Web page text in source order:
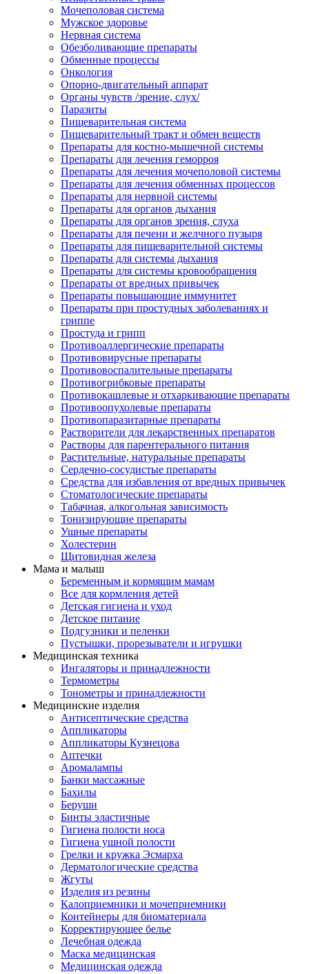
Мочеполовая система
Мужское здоровье
Нервная система
Обезболивающие препараты
Обменные процессы
Онкология
Опорно-двигательный аппарат
Органы чувств /зрение, слух/
Паразиты
Пищеварительная система
Пищеварительный тракт и обмен веществ
Препараты для костно-мышечной системы
Препараты для лечения геморроя
Препараты для лечения мочеполовой системы
Препараты для лечения обменных процессов
Препараты для нервной системы
Препараты для органов дыхания
Препараты для органов зрения, слуха
Препараты для печени и желчного пузыря
Препараты для пищеварительной системы
Препараты для системы дыхания
Препараты для системы кровообращения
Препараты от вредных привычек
Препараты повышающие иммунитет
Препараты при простудных заболеваниях и
гриппе
Простуда и грипп
Противоаллергические препараты
Противовирусные препараты
Противовоспалительные препараты
Противогрибковые препараты
Противокашлевые и отхаркивающие препараты
Противоопухолевые препараты
Противопаразитарные препараты
Растворители для лекарственных препаратов
Растворы для парентерального питания
Растительные, натуральные препараты
Сердечно-сосудистые препараты
Средства для избавления от вредных привычек
Стоматологические препараты
Табачная, алкогольная зависимость
Тонизирующие препараты
Ушные препараты
Холестерин
Щитовидная железа
Мама и малыш
Беременным и кормящим мамам
Все для кормления детей
Детская гигиена и уход
Детское питание
Подгузники и пеленки
Пустышки, прорезыватели и игрушки
Медицинская техника
Ингаляторы и принадлежности
Термометры
Тонометры и принадлежности
Медицинские изделия
Антисептические средства
Аппликаторы
Аппликаторы Кузнецова
Аптечки
Аромалампы
Банки массажные
Бахилы
Беруши
Бинты эластичные
Гигиена полости носа
Гигиена ушной полости
Грелки и кружка Эсмарха
Дерматологические средства
Жгуты
Изделия из резины
Калоприемники и мочеприемники
Контейнеры для биоматериала
Корректирующее белье
Лечебная одежда
Маска медицинская
Медицинская одежда